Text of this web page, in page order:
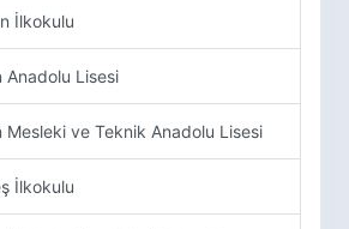
İlkokulu
Anadolu Lisesi
Mesleki ve Teknik Anadolu Lisesi
İlkokulu